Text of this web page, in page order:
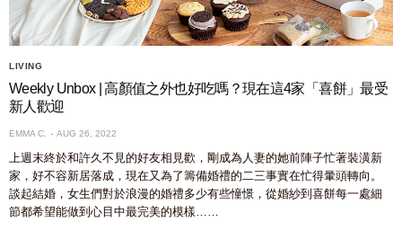
LIVING
Weekly Unbox | 高顏值之外也好吃嗎？現在這4家「喜餅」最受
新人歡迎
EMMA C. AUG 26, 2022
上週末終於和許久不見的好友相見歡，剛成為人妻的她前陣子忙著裝潢新
家，好不容新居落成，現在又為了籌備婚禮的二三事實在忙得暈頭轉向。
談起結婚，女生們對於浪漫的婚禮多少有些憧憬，從婚紗到喜餅每一處細
節都希望能做到心目中最完美的模樣……